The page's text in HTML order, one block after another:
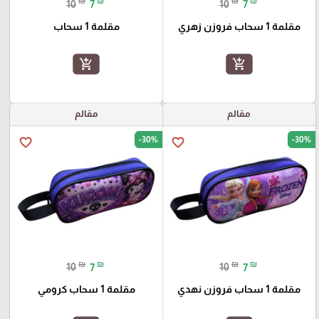
10 7
مقلمة 1 سحاب فروزن زهري
add_shopping_cart
10 7
مقلمة 1 سحاب
add_shopping_cart
مقالم
favorite_border -30%
10 ₪ 7 ₪
مقلمة 1 سحاب فروزن نهدي
مقالم
favorite_border -30%
10 ₪ 7 ₪
مقلمة 1 سحاب كرومي